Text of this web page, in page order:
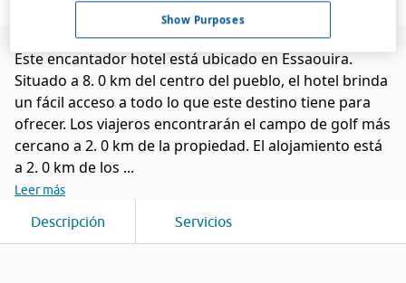
Este encantador hotel está ubicado en Essaouira.
Situado a 8. 0 km del centro del pueblo, el hotel brinda
un fácil acceso a todo lo que este destino tiene para
ofrecer. Los viajeros encontrarán el campo de golf más
cercano a 2. 0 km de la propiedad. El alojamiento está
a 2. 0 km de los ...
Leer más
Descripción Servicios
Show Purposes